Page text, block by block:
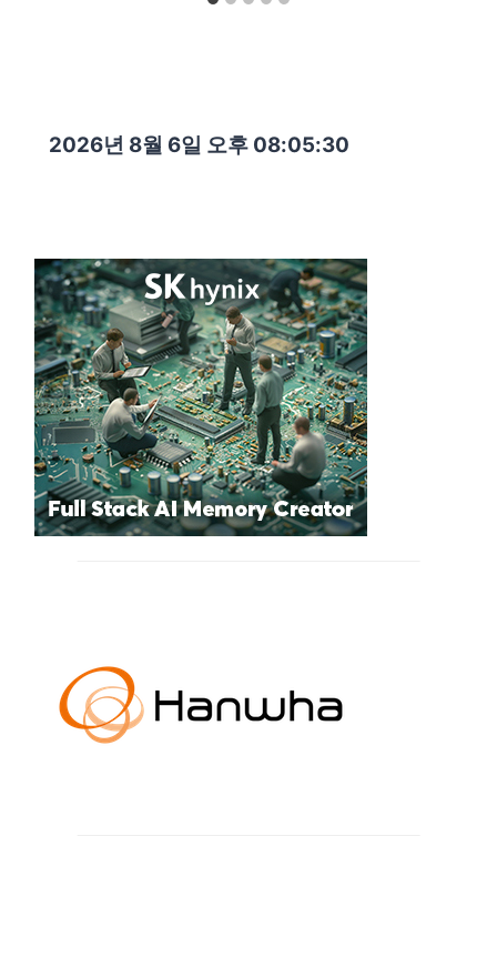
2026년 8월 6일 오후 08:05:31